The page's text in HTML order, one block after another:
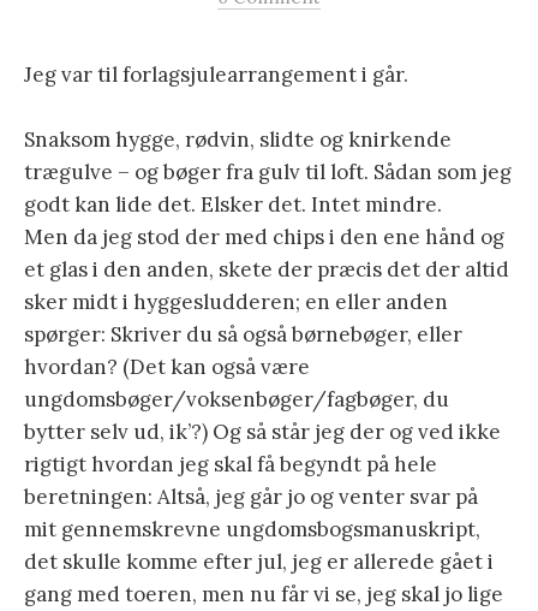
Jeg var til forlagsjulearrangement i går.
Snaksom hygge, rødvin, slidte og knirkende
trægulve – og bøger fra gulv til loft. Sådan som jeg
godt kan lide det. Elsker det. Intet mindre.
Men da jeg stod der med chips i den ene hånd og
et glas i den anden, skete der præcis det der altid
sker midt i hyggesludderen; en eller anden
spørger: Skriver du så også børnebøger, eller
hvordan? (Det kan også være
ungdomsbøger/voksenbøger/fagbøger, du
bytter selv ud, ik’?) Og så står jeg der og ved ikke
rigtigt hvordan jeg skal få begyndt på hele
beretningen: Altså, jeg går jo og venter svar på
mit gennemskrevne ungdomsbogsmanuskript,
det skulle komme efter jul, jeg er allerede gået i
gang med toeren, men nu får vi se, jeg skal jo lige